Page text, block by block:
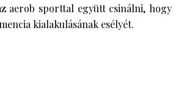
aerob sporttal együtt csinálni, hogy
kialakulásának esélyét.